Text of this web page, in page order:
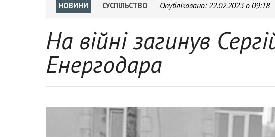
НОВИНИ СУСПІЛЬСТВО Опубліковано:22.02.2023 о 09:18
На війні загинув
Енергодара